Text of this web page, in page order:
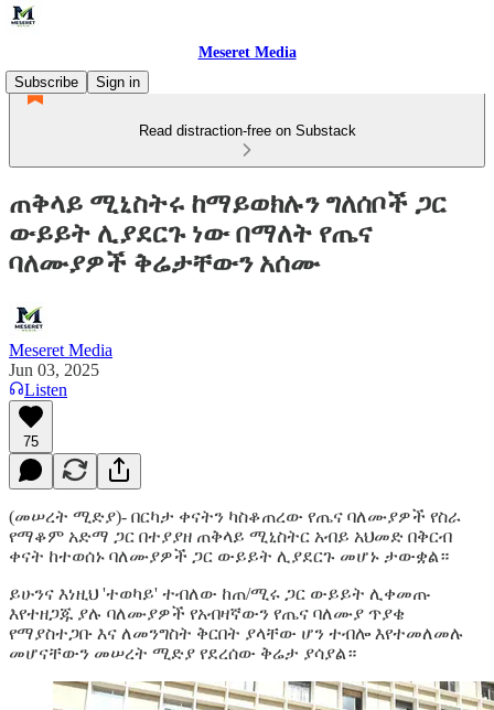
Meseret Media
Subscribe
Sign in
Read distraction-free on Substack
ጠቅላይ ሚኒስትሩ ከማይወክሉን ግለሰቦች ጋር
ውይይት ሊያደርጉ ነው በማለት የጤና
ባለሙያዎች ቅሬታቸውን አሰሙ
Meseret Media
Jun 03, 2025
Listen
75
(መሠረት ሚድያ)- በርካታ ቀናትን ካስቆጠረው የጤና ባለሙያዎች የስራ
የማቆም አድማ ጋር በተያያዘ ጠቅላይ ሚኒስትር አብይ አህመድ በቅርብ
ቀናት ከተወሰኑ ባለሙያዎች ጋር ውይይት ሊያደርጉ መሆኑ ታውቋል።
ይሁንና እነዚህ 'ተወካይ' ተብለው ከጠ/ሚሩ ጋር ውይይት ሊቀመጡ
እየተዘጋጁ ያሉ ባለሙያዎች የአብዛኛውን የጤና ባለሙያ ጥያቄ
የማያስተጋቡ እና ለመንግስት ቅርበት ያላቸው ሆን ተብሎ እየተመለመሉ
መሆናቸውን መሠረት ሚድያ የደረሰው ቅሬታ ያሳያል።